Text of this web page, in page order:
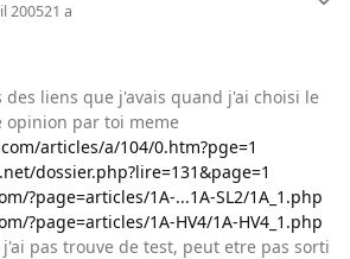
200521 a
liens que j'avais quand j'ai choisi le
opinion par toi meme
articles/a/104/0.htm?pge=1
dossier.php?lire=131&page=1
?page=articles/1A-...1A-SL2/1A_1.php
?page=articles/1A-HV4/1A-HV4_1.php
pas trouve de test, peut etre pas sorti